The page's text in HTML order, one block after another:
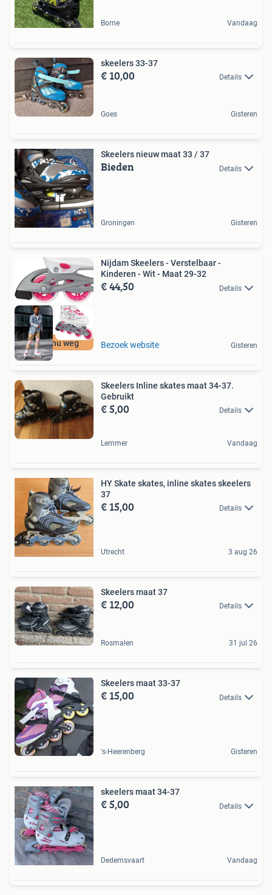
Borne Vandaag
skeelers 33-37
€ 10,00 Details
Goes Gisteren
Skeelers nieuw maat 33 / 37
Bieden Details
Groningen Gisteren
Moet nu weg
Nijdam Skeelers - Verstelbaar -
Kinderen - Wit - Maat 29-32
€ 44,50 Details
Bezoek website Gisteren
Skeelers Inline skates maat 34-37.
Gebruikt
€ 5,00 Details
Lemmer Vandaag
HY Skate skates, inline skates skeelers
37
€ 15,00 Details
Utrecht 3 aug 26
Skeelers maat 37
€ 12,00 Details
Rosmalen 31 jul 26
Skeelers maat 33-37
€ 15,00 Details
's-Heerenberg Gisteren
skeelers maat 34-37
€ 5,00 Details
Dedemsvaart Vandaag